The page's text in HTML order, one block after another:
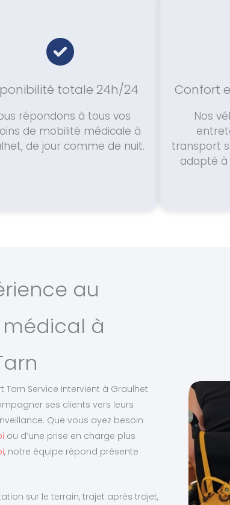
totale 24h/24
répondons à tous vos
de mobilité médicale à
de jour comme de nuit.
Confort
Nos
transport
adapté
au
à
Tarn Service intervient à Graulhet
ses clients vers leurs
Que vous ayez besoin
ou d’une prise en charge plus
, notre équipe répond présente
sur le terrain, trajet après trajet,